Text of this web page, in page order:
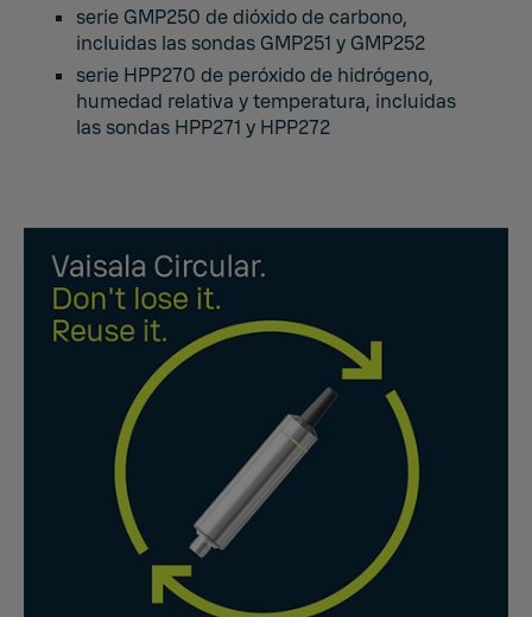
serie GMP250 de dióxido de carbono,
incluidas las sondas GMP251 y GMP252
serie HPP270 de peróxido de hidrógeno,
humedad relativa y temperatura, incluidas
las sondas HPP271 y HPP272